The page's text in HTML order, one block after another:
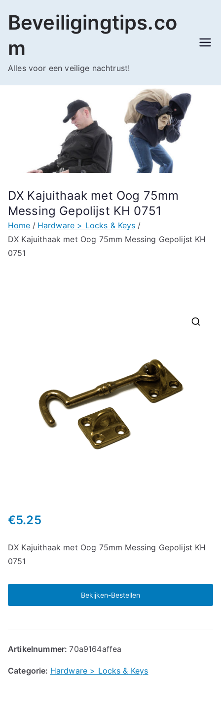
naar
inhoud
Beveiligingtips.co
m
Alles voor een veilige nachtrust!
DX Kajuithaak met Oog 75mm
Messing Gepolijst KH 0751
Home
Hardware > Locks & Keys
DX Kajuithaak met Oog 75mm Messing Gepolijst KH
0751
€5.25
DX Kajuithaak met Oog 75mm Messing Gepolijst KH
0751
Bekijken-Bestellen
Artikelnummer:70a9164affea
Categorie: Hardware > Locks & Keys